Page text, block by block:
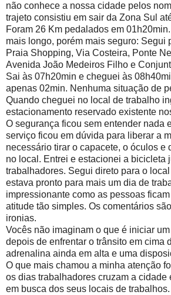
não conhece a nossa cidade pelos
trajeto consistiu em sair da Zona Sul
Foram 26 Km pedalados em
mais longo, porém mais seguro: Segui
Praia Shopping, Via Costeira, Ponte
Avenida João Medeiros Filho e
Sai às 07h20min e cheguei às
apenas 02min. Nenhuma situação de
Quando cheguei no local de trabalho
estacionamento reservado existente
O segurança ficou sem entender nada
serviço ficou em dúvida para liberar a
necessário tirar o capacete, o óculos e
no local. Entrei e estacionei a bicicleta
trabalhadores. Segui direto para o
estava pronto para mais um dia de
impressionante como as pessoas
atitude tão simples. Os comentários
ironias.
Vocês não imaginam o que é iniciar
depois de enfrentar o trânsito em cima
adrenalina ainda em alta e uma
O que mais chamou a minha atenção
os dias trabalhadores cruzam a cidade
em busca dos seus locais de